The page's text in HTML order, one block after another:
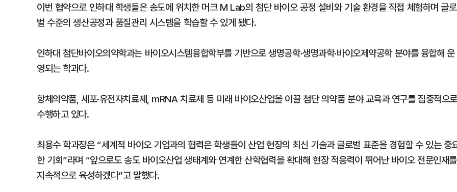
이번 협약으로 인하대 학생들은 송도에 위치한 머크 M Lab의 첨단 바이오 공정 설비와 기술 환경을 직접 체험하며 글로
벌 수준의 생산공정과 품질관리 시스템을 학습할 수 있게 됐다.
인하대 첨단바이오의약학과는 바이오시스템융합학부를 기반으로 생명공학·생명과학·바이오제약공학 분야를 융합해 운
영되는 학과다.
항체의약품, 세포·유전자치료제, mRNA 치료제 등 미래 바이오산업을 이끌 첨단 의약품 분야 교육과 연구를 집중적으
수행하고 있다.
최용수 학과장은 “세계적 바이오 기업과의 협력은 학생들이 산업 현장의 최신 기술과 글로벌 표준을 경험할 수 있는 중
한 기회”라며 “앞으로도 송도 바이오산업 생태계와 연계한 산학협력을 확대해 현장 적응력이 뛰어난 바이오 전문인재를
지속적으로 육성하겠다”고 말했다.